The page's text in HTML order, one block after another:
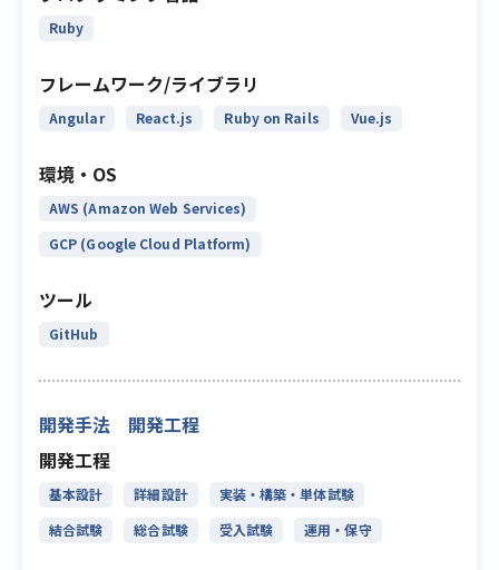
Ruby
フレームワーク/ライブラリ
Angular React.js Ruby on Rails Vue.js
環境・OS
AWS (Amazon Web Services)
GCP (Google Cloud Platform)
ツール
GitHub
開発手法 開発工程
開発工程
基本設計 詳細設計
実装・構築・単体試験
結合試験
総合試験 受入試験 運用・保守